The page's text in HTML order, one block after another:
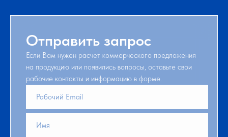
Отправить запрос
Если Вам нужен расчет коммерческого предложения
на продукцию или появились вопросы, оставьте свои
рабочие контакты и информацию в форме.